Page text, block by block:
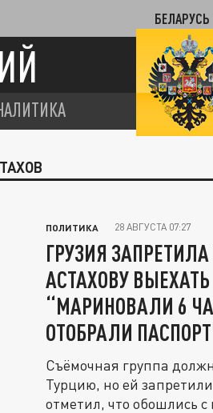
БЕЛАРУСЬ
ПОЛИТИКА 28 АВГУСТА 07:27
ГРУЗИЯ
АСТАХОВУ
“МАРИНОВАЛИ 6
ОТОБРАЛИ
Съёмочная группа
Турцию, но ей
отметил, что обошлись